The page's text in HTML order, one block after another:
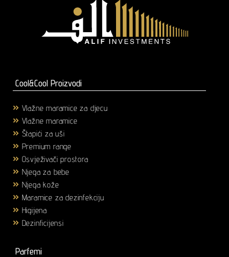
Cool&Cool Proizvodi
Vlažne maramice za djecu
Vlažne maramice
Štapići za uši
Premium range
Osvježivači prostora
Njega za bebe
Njega kože
Maramice za dezinfekciju
Higijena
Dezinficijensi
Parfemi